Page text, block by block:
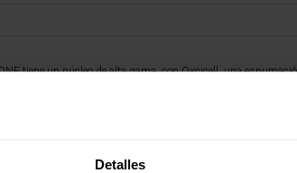
Detalles
tiene un núcleo de alta gama, con Oxcicell, una
de gama media.
961 39 90 20 o acudiendo a vuestra tienda Maxcolchon